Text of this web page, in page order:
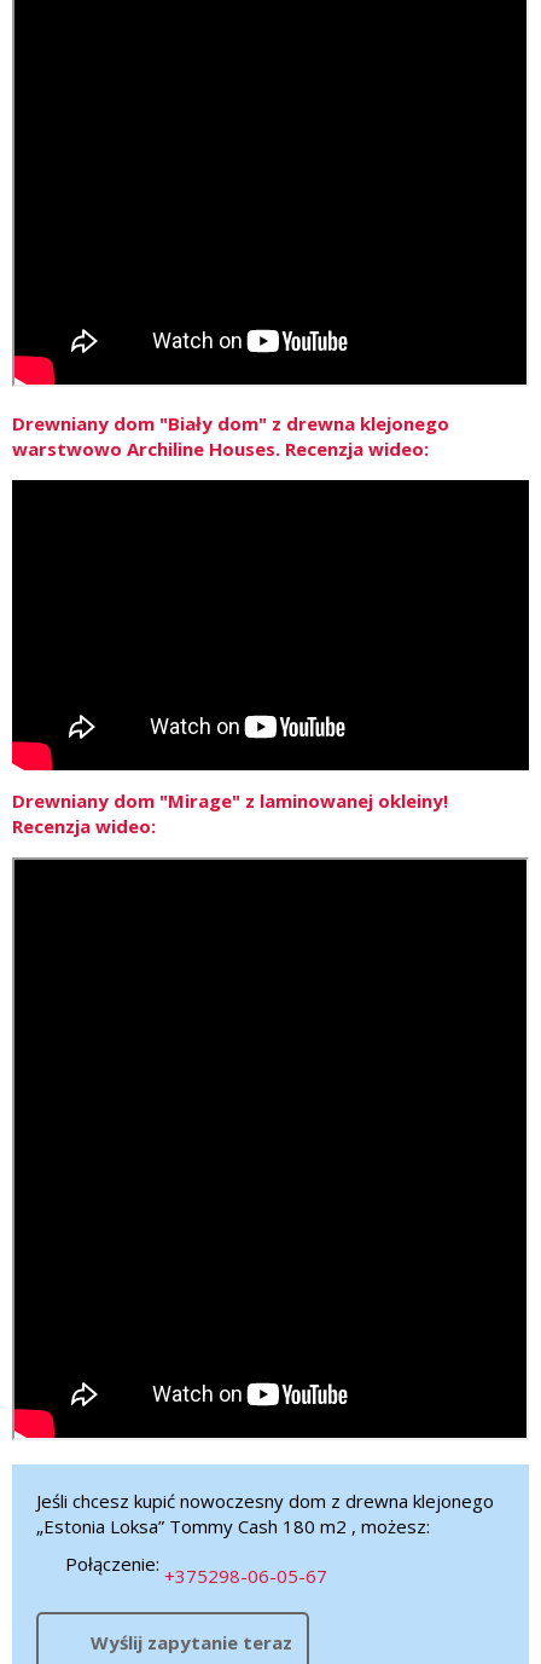
Drewniany dom "Biały dom" z drewna klejonego
warstwowo Archiline Houses. Recenzja wideo:
Drewniany dom "Mirage" z laminowanej okleiny!
Recenzja wideo:
Jeśli chcesz kupić nowoczesny dom z drewna klejonego
„Estonia Loksa” Tommy Cash 180 m2 , możesz:
Połączenie:
+375298-06-05-67
Wyślij zapytanie teraz